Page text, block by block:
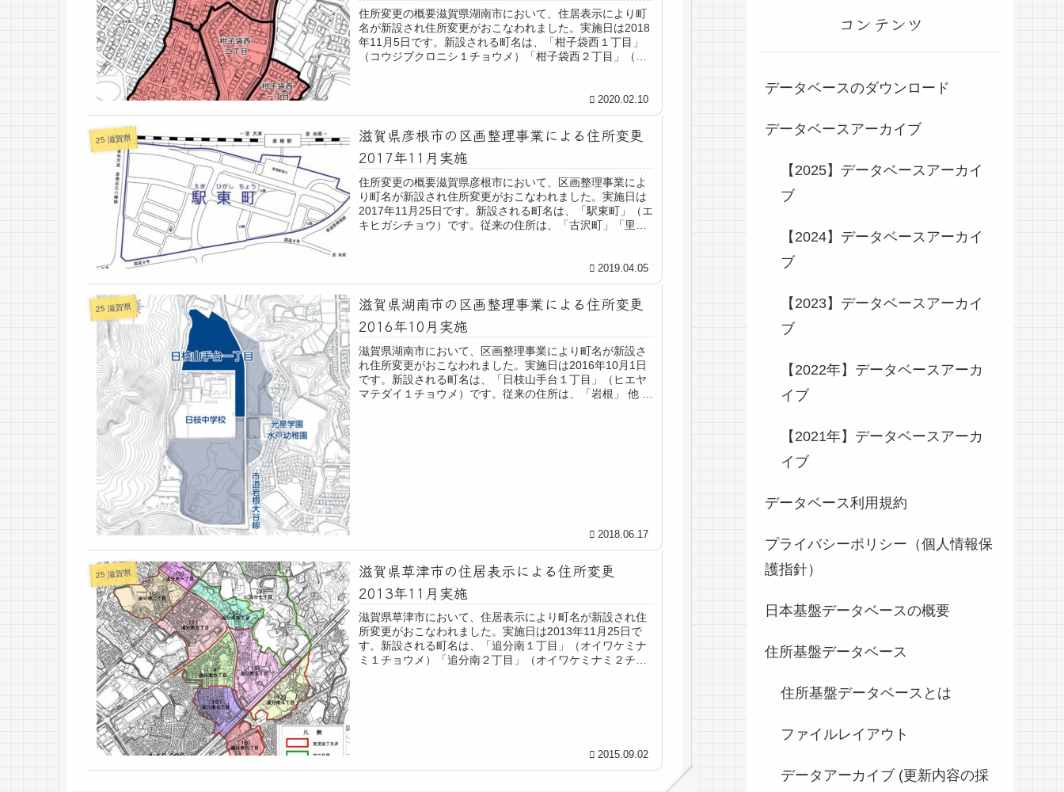
住所変更の概要滋賀県湖南市において、住居表示により町
名が新設され住所変更がおこなわれました。実施日は2018
年11月5日です。新設される町名は、「柑子袋西１丁目」
（コウジブクロニシ１チョウメ）「柑子袋西２丁目」（コ
2020.02.10
25 滋賀県
滋賀県彦根市の区画整理事業による住所変更
2017年11月実施
住所変更の概要滋賀県彦根市において、区画整理事業によ
り町名が新設され住所変更がおこなわれました。実施日は
2017年11月25日です。新設される町名は、「駅東町」（エ
キヒガシチョウ）です。従来の住所は、「古沢町」「里根
2019.04.05
25 滋賀県
滋賀県湖南市の区画整理事業による住所変更
2016年10月実施
滋賀県湖南市において、区画整理事業により町名が新設さ
れ住所変更がおこなわれました。実施日は2016年10月1日
です。新設される町名は、「日枝山手台１丁目」（ヒエヤ
マテダイ１チョウメ）です。従来の住所は、「岩根」 他 で
2018.06.17
25 滋賀県
滋賀県草津市の住居表示による住所変更
2013年11月実施
滋賀県草津市において、住居表示により町名が新設され住
所変更がおこなわれました。実施日は2013年11月25日で
す。新設される町名は、「追分南１丁目」（オイワケミナ
ミ１チョウメ）「追分南２丁目」（オイワケミナミ２チョ
2015.09.02
コンテンツ
データベースのダウンロード
データベースアーカイブ
【2025】データベースアーカイ
ブ
【2024】データベースアーカイ
ブ
【2023】データベースアーカイ
ブ
【2022年】データベースアーカ
イブ
【2021年】データベースアーカ
イブ
データベース利用規約
プライバシーポリシー（個人情報保
護指針）
日本基盤データベースの概要
住所基盤データベース
住所基盤データベースとは
ファイルレイアウト
データアーカイブ (更新内容の採